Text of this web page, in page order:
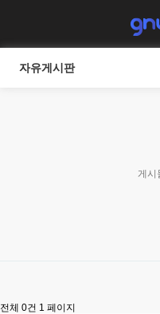
자유게시판
게시
전체 0건 1 페이지